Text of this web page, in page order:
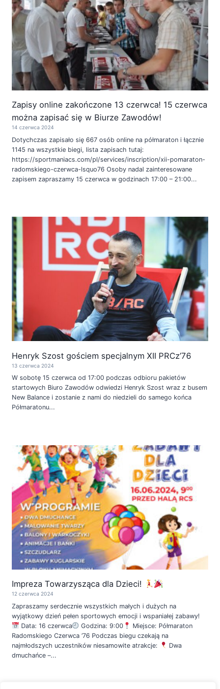
Zapisy online zakończone 13 czerwca! 15 czerwca
można zapisać się w Biurze Zawodów!
14 czerwca 2024
Dotychczas zapisało się 667 osób online na półmaraton i łącznie
1145 na wszystkie biegi, lista zapisach tutaj:
https://sportmaniacs.com/pl/services/inscription/xii-pomaraton-
radomskiego-czerwca-lsquo76 Osoby nadal zainteresowane
zapisem zapraszamy 15 czerwca w godzinach 17:00 – 21:00...
Henryk Szost gościem specjalnym XII PRCz’76
13 czerwca 2024
W sobotę 15 czerwca od 17:00 podczas odbioru pakietów
startowych Biuro Zawodów odwiedzi Henryk Szost wraz z busem
New Balance i zostanie z nami do niedzieli do samego końca
Półmaratonu...
Impreza Towarzysząca dla Dzieci!
12 czerwca 2024
Zapraszamy serdecznie wszystkich małych i dużych na
wyjątkowy dzień pełen sportowych emocji i wspaniałej zabawy!
Data: 16 czerwca
Godzina: 9:00
Miejsce: Półmaraton
Radomskiego Czerwca ’76 Podczas biegu czekają na
najmłodszych uczestników niesamowite atrakcje:
Dwa
dmuchańce –...